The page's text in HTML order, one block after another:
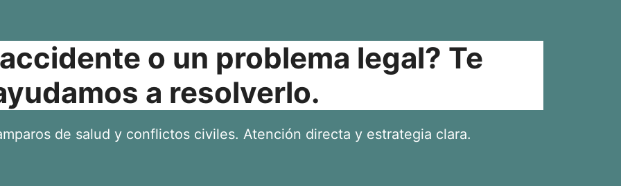
o un problema legal? Te
a resolverlo.
de salud y conflictos civiles. Atención directa y estrategia clara.